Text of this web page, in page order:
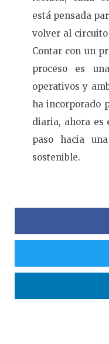
está pensada
volver al
Contar con un
proceso es
operativos y
ha incorporado
diaria, ahora es
paso hacia
sostenible.